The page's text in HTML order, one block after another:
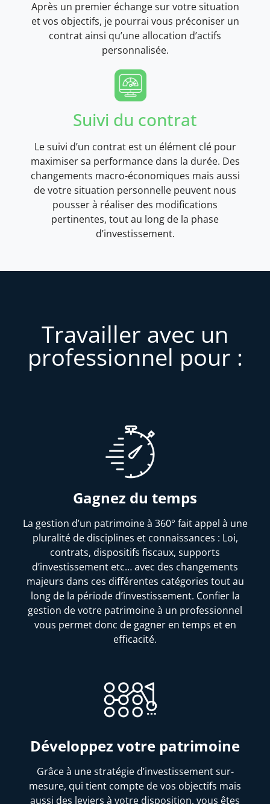
Après un premier échange sur votre situation
et vos objectifs, je pourrai vous préconiser un
contrat ainsi qu’une allocation d’actifs
personnalisée.
Suivi du contrat
Le suivi d’un contrat est un élément clé pour
maximiser sa performance dans la durée. Des
changements macro-économiques mais aussi
de votre situation personnelle peuvent nous
pousser à réaliser des modifications
pertinentes, tout au long de la phase
d’investissement.
Travailler avec un
professionnel pour :
Gagnez du temps
La gestion d’un patrimoine à 360° fait appel à une
pluralité de disciplines et connaissances : Loi,
contrats, dispositifs fiscaux, supports
d’investissement etc… avec des changements
majeurs dans ces différentes catégories tout au
long de la période d’investissement. Confier la
gestion de votre patrimoine à un professionnel
vous permet donc de gagner en temps et en
efficacité.
Développez votre patrimoine
Grâce à une stratégie d’investissement sur-
mesure, qui tient compte de vos objectifs mais
aussi des leviers à votre disposition, vous êtes